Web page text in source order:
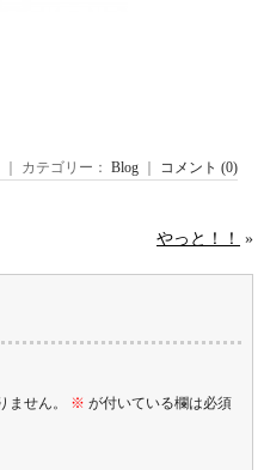
｜ カテゴリー：Blog コメント (0)
やっと！！ »
せん。 ※ が付いている欄は必須